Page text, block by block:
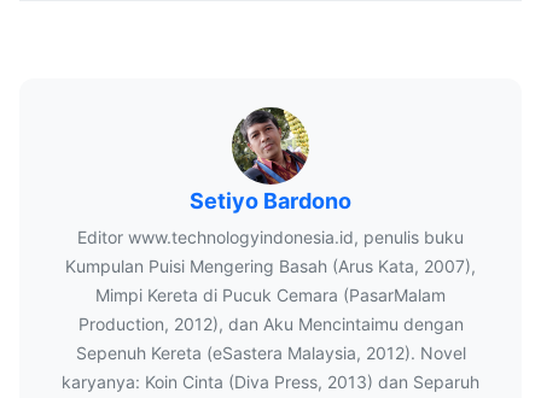
Setiyo Bardono
Editor www.technologyindonesia.id, penulis buku
Kumpulan Puisi Mengering Basah (Arus Kata, 2007),
Mimpi Kereta di Pucuk Cemara (PasarMalam
Production, 2012), dan Aku Mencintaimu dengan
Sepenuh Kereta (eSastera Malaysia, 2012). Novel
karyanya: Koin Cinta (Diva Press, 2013) dan Separuh